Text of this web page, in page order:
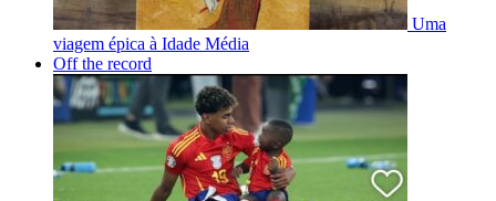
Uma
viagem épica à Idade Média
Off the record